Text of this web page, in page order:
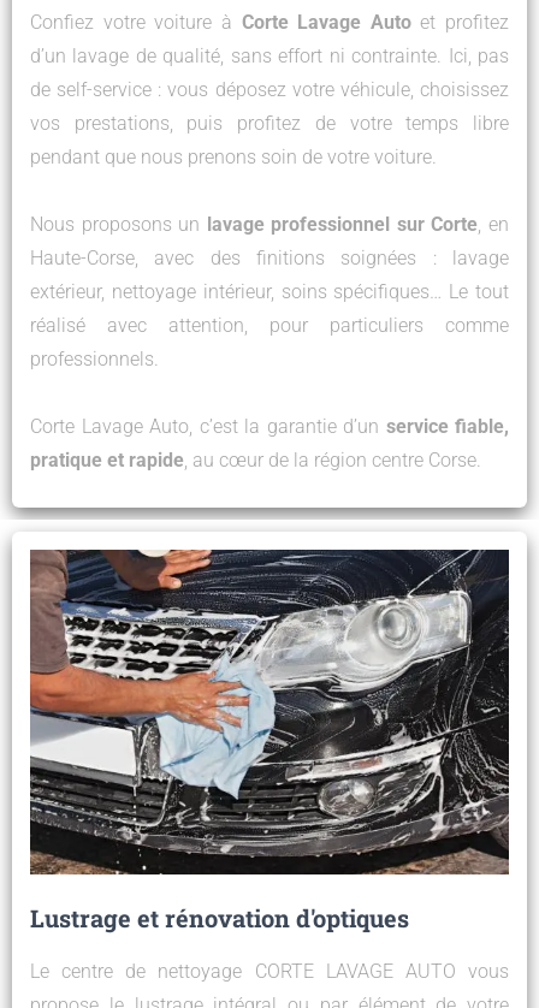
Confiez votre voiture à Corte Lavage Autoet profitez
d’un lavage de qualité, sans effort ni contrainte. Ici, pas
de self-service : vous déposez votre véhicule, choisissez
vos prestations, puis profitez de votre temps libre
pendant que nous prenons soin de votre voiture.
Nous proposons un lavage professionnel sur Corte , en
Haute-Corse, avec des finitions soignées : lavage
extérieur, nettoyage intérieur, soins spécifiques… Le tout
réalisé avec attention, pour particuliers comme
professionnels.
Corte Lavage Auto, c’est la garantie d’un service fiable,
pratique et rapide , au cœur de la région centre Corse.
Lustrage et rénovation d'optiques
Le centre de nettoyage CORTE LAVAGE AUTO vous